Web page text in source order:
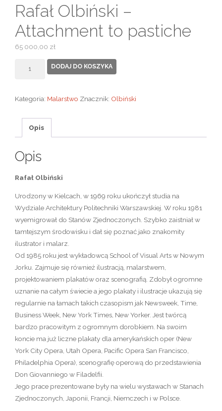
Rafał Olbiński –
Attachment to pastiche
65 000,00 zł
-
pastiche
DODAJ DO KOSZYKA
Kategoria: Malarstwo Znacznik: Olbiński
Opis
Opis
Rafał Olbiński
Urodzony w Kielcach, w 1969 roku ukończył studia na
Wydziale Architektury Politechniki Warszawskiej. W roku 1981
wyemigrował do Stanów Zjednoczonych. Szybko zaistniał w
tamtejszym środowisku i dał się poznać jako znakomity
ilustrator i malarz.
Od 1985 roku jest wykładowcą School of Visual Arts w Nowym
Jorku. Zajmuje się również ilustracją, malarstwem,
projektowaniem plakatów oraz scenografią. Zdobył ogromne
uznanie na całym świecie a jego plakaty i ilustracje ukazują się
regularnie na łamach takich czasopism jak Newsweek, Time,
Business Week, New York Times, New Yorker. Jest twórcą
bardzo pracowitym z ogromnym dorobkiem. Na swoim
koncie ma już liczne plakaty dla amerykańskich oper (New
York City Opera, Utah Opera, Pacific Opera San Francisco,
Philadelphia Opera), scenografię operową do przedstawienia
Don Giovanniego w Filadelfii.
Jego prace prezentowane były na wielu wystawach w Stanach
Zjednoczonych, Japonii, Francji, Niemczech i w Polsce.